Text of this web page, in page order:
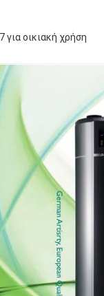
οικιακή χρήση